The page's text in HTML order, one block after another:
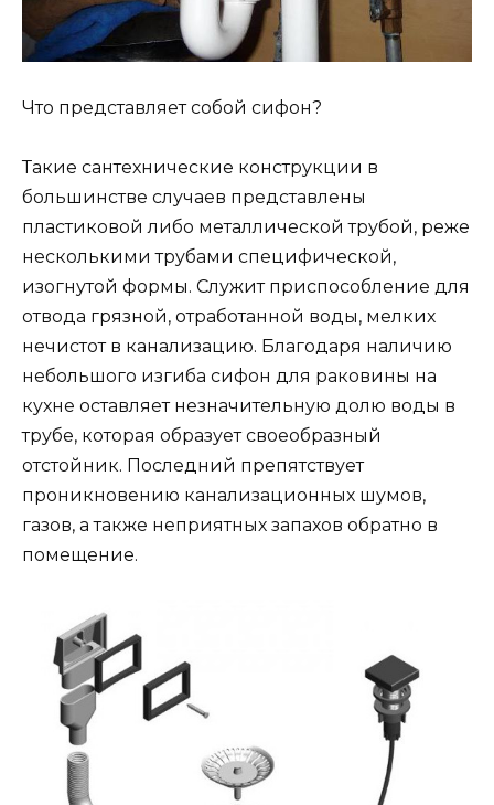
Что представляет собой сифон?
Такие сантехнические конструкции в
большинстве случаев представлены
пластиковой либо металлической трубой, реже
несколькими трубами специфической,
изогнутой формы. Служит приспособление для
отвода грязной, отработанной воды, мелких
нечистот в канализацию. Благодаря наличию
небольшого изгиба сифон для раковины на
кухне оставляет незначительную долю воды в
трубе, которая образует своеобразный
отстойник. Последний препятствует
проникновению канализационных шумов,
газов, а также неприятных запахов обратно в
помещение.